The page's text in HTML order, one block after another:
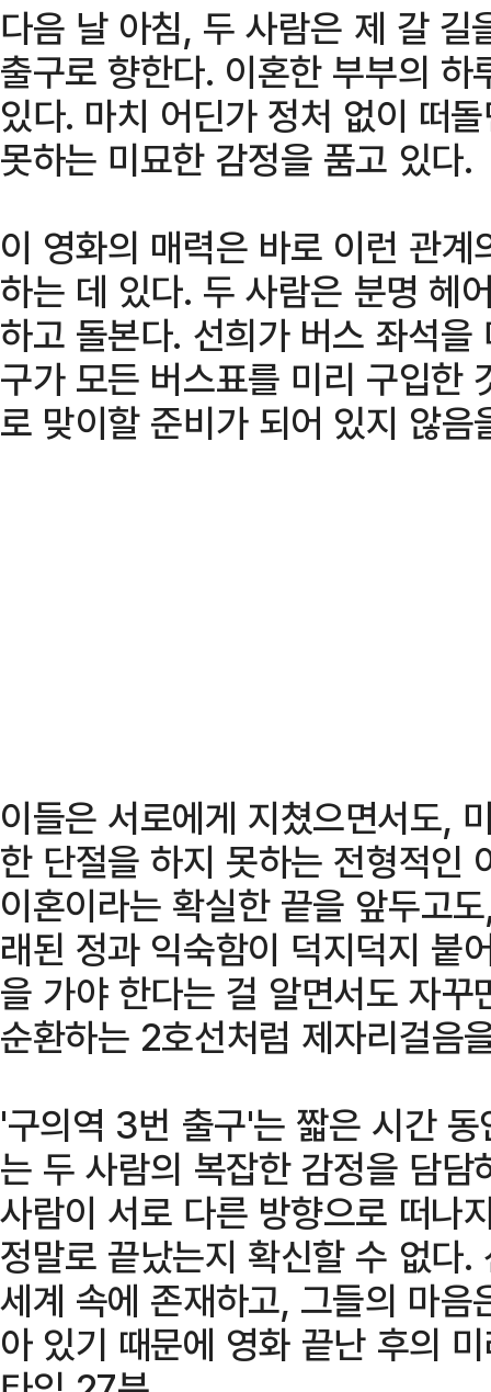
다음 날 아침, 두 사람은 제 갈
출구로 향한다. 이혼한 부부의
있다. 마치 어딘가 정처 없이 떠
못하는 미묘한 감정을 품고 있다.
이 영화의 매력은 바로 이런 관
하는 데 있다. 두 사람은 분명 헤
하고 돌본다. 선희가 버스 좌석
구가 모든 버스표를 미리 구입한
로 맞이할 준비가 되어 있지 않음
이들은 서로에게 지쳤으면서도,
한 단절을 하지 못하는 전형적인
이혼이라는 확실한 끝을 앞두고
래된 정과 익숙함이 덕지덕지 붙
을 가야 한다는 걸 알면서도 자
순환하는 2호선처럼 제자리걸음
'구의역 3번 출구'는 짧은 시간
는 두 사람의 복잡한 감정을 담
사람이 서로 다른 방향으로 떠나
정말로 끝났는지 확신할 수 없다
세계 속에 존재하고, 그들의 마
아 있기 때문에 영화 끝난 후의